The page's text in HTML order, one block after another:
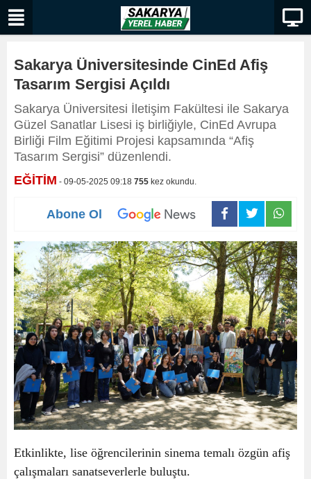
Sakarya Üniversitesinde CinEd Afiş
Tasarım Sergisi Açıldı
Sakarya Üniversitesi İletişim Fakültesi ile Sakarya
Güzel Sanatlar Lisesi iş birliğiyle, CinEd Avrupa
Birliği Film Eğitimi Projesi kapsamında “Afiş
Tasarım Sergisi” düzenlendi.
EĞİTİM - 09-05-2025 09:18 755 kez okundu.
Abone Ol
Etkinlikte, lise öğrencilerinin sinema temalı özgün afiş
çalışmaları sanatseverlerle buluştu.